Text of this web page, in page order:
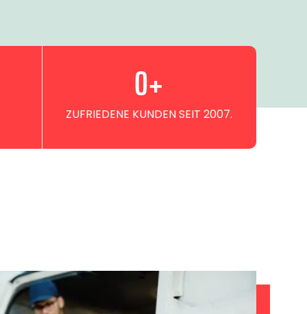
ZUFRIEDENE KUNDEN SEIT 2007.
0+